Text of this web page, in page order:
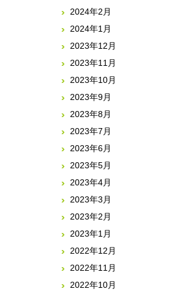
2024年2月
2024年1月
2023年12月
2023年11月
2023年10月
2023年9月
2023年8月
2023年7月
2023年6月
2023年5月
2023年4月
2023年3月
2023年2月
2023年1月
2022年12月
2022年11月
2022年10月